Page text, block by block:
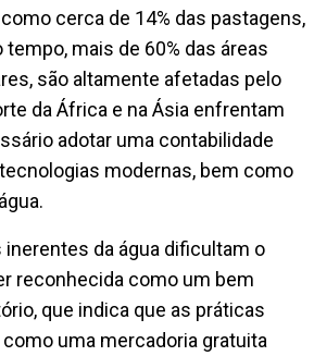
cerca de 14% das pastagens,
mais de 60% das áreas
são altamente afetadas pelo
da África e na Ásia enfrentam
adotar uma contabilidade
modernas, bem como
da água dificultam o
reconhecida como um bem
que indica que as práticas
uma mercadoria gratuita